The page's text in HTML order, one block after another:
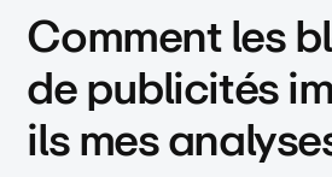
Comment les
de publicités
ils mes